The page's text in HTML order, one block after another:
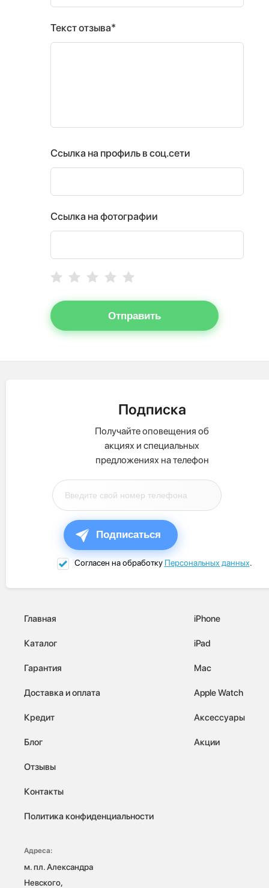
Текст отзыва*
Ссылка на профиль в соц.сети
Ссылка на фотографии
Отправить
Подписка
Получайте оповещения об
акциях и специальных
предложениях на телефон
Подписаться
Согласен на обработку Персональных данных.
Главная
Каталог
Гарантия
Доставка и оплата
Кредит
Блог
Отзывы
Контакты
Политика конфиденциальности
iPhone
iPad
Mac
Apple Watch
Аксессуары
Акции
Адреса:
м. пл. Александра
Невского,